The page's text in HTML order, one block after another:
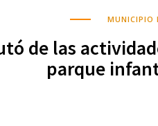
MUNICIPIO
de las
parque